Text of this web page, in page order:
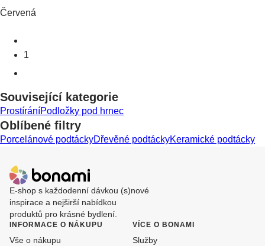
Červená
1
Související kategorie
ProstíráníPodložky pod hrnec
Oblíbené filtry
Porcelánové podtáckyDřevěné podtáckyKeramické podtácky
E-shop s každodenní dávkou (s)nové
inspirace a nejširší nabídkou
produktů pro krásné bydlení.
INFORMACE O NÁKUPU
Vše o nákupu
VÍCE O BONAMI
Služby